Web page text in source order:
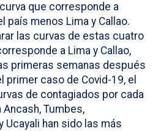
que corresponde a
país menos Lima y Callao.
las curvas de estas cuatro
a Lima y Callao,
primeras semanas después
primer caso de Covid-19, el
de contagiados por cada
Tumbes,
Ucayali han sido las más